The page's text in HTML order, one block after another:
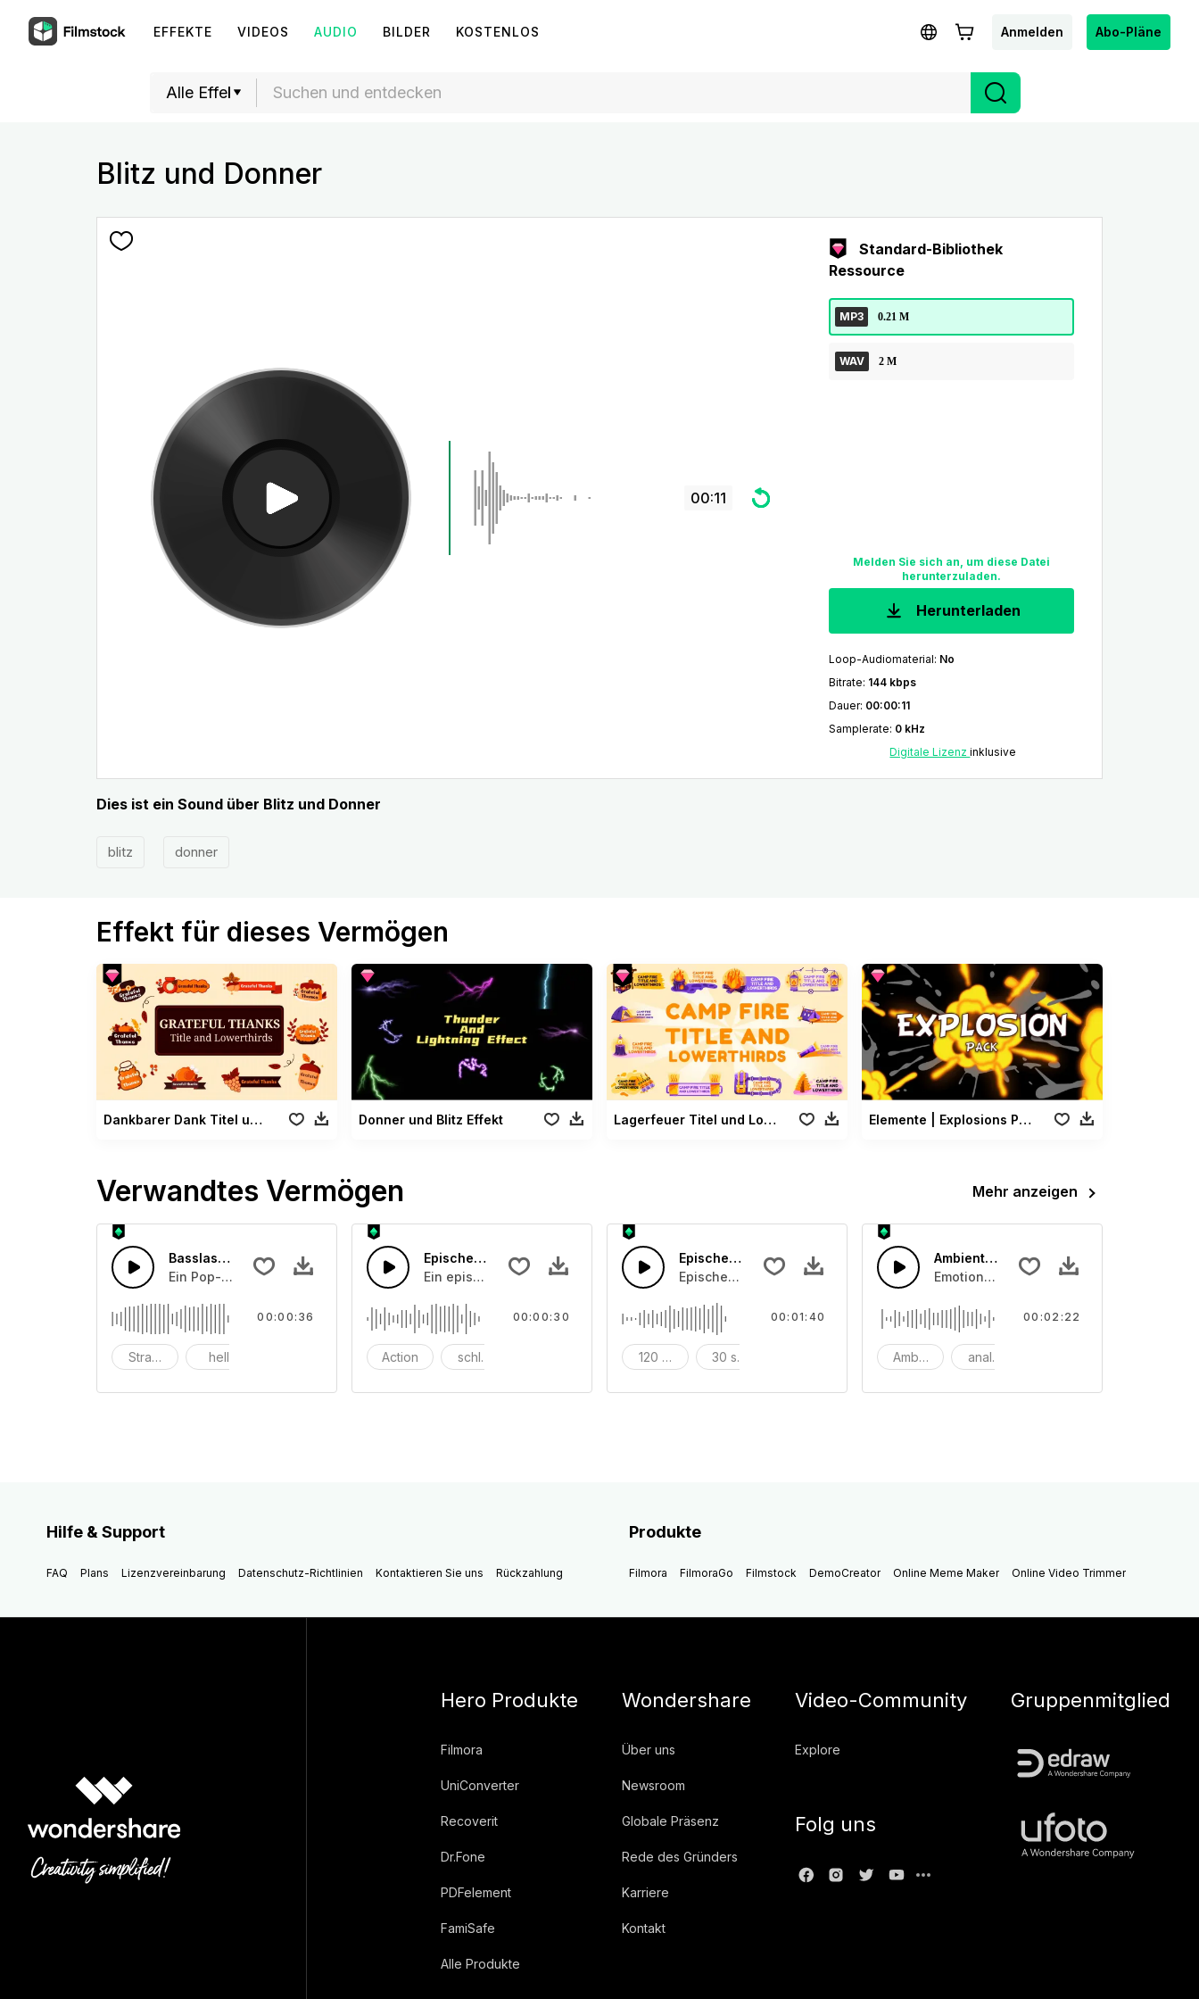
EFFEKTE VIDEOS AUDIO BILDER KOSTENLOS Anmelden Abo-Pläne
Blitz und Donner
00:11
Standard-Bibliothek
Ressource
MP3 0.21 M
WAV 2 M
Melden Sie sich an, um diese Datei
herunterzuladen.
Herunterladen
Loop-Audiomaterial: No
Bitrate: 144 kbps
Dauer: 00:00:11
Samplerate: 0 kHz
Digitale Lizenzinklusive
Dies ist ein Sound über Blitz und Donner
blitz donner
Effekt für dieses Vermögen
Dankbarer Dank Titel und Unteres Drittel Donner und Blitz Effekt Lagerfeuer Titel und Lowerthirds Elemente | Explosions Paket
Verwandtes Vermögen Mehr anzeigen
Basslastige Zukunft
Ein Pop-Piano mit Schlagzeug, das in einen Mid-Tempo Synthesizer-Beat aufgeht.
Strand hell
00:00:36
Epischer Sci-Fi-Trailer
Ein episches Sci-Fi Basshorn mit kräftigen Trommeln.
Action schlacht
00:00:30
Episches filmisches Klavier
Episches filmisches Klavier mit hellem Streicher und Schlagzeug.
120 sekunden30 sekunden
00:01:40
Ambient Zeitraffer Geräuschkulisse
Emotional anschwellene Piano
Ambiente analog
00:02:22
Hilfe & Support
FAQ Plans Lizenzvereinbarung Datenschutz-Richtlinien Kontaktieren Sie uns Rückzahlung
Produkte
Filmora FilmoraGo Filmstock DemoCreator Online Meme Maker Online Video Trimmer
Hero Produkte
Filmora
UniConverter
Recoverit
Dr.Fone
PDFelement
FamiSafe
Alle Produkte
Wondershare
Über uns
Newsroom
Globale Präsenz
Rede des Gründers
Karriere
Kontakt
Video-Community
Explore
Folg uns
Gruppenmitglied